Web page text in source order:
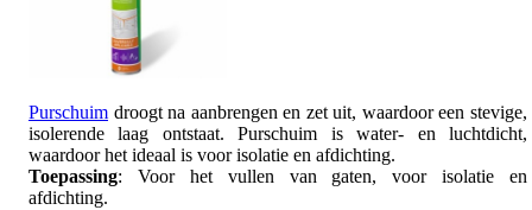
Purschuim droogt na aanbrengen en zet uit, waardoor een stevige,
isolerende laag ontstaat. Purschuim is water- en luchtdicht,
waardoor het ideaal is voor isolatie en afdichting.
Toepassing: Voor het vullen van gaten, voor isolatie en
afdichting.